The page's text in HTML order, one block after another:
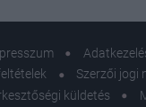
Szerzői jogi
küldetés